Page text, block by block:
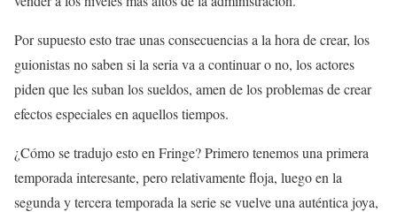
Por supuesto esto trae unas consecuencias a la hora de crear, los
guionistas no saben si la seria va a continuar o no, los actores
piden que les suban los sueldos, amen de los problemas de crear
efectos especiales en aquellos tiempos.
¿Cómo se tradujo esto en Fringe? Primero tenemos una primera
temporada interesante, pero relativamente floja, luego en la
segunda y tercera temporada la serie se vuelve una auténtica joya,